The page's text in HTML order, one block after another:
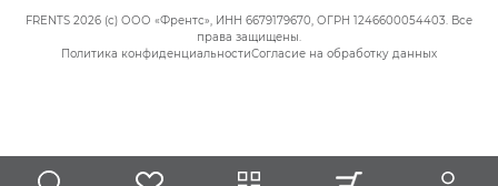
FRENTS 2026 (c) ООО «Френтс», ИНН 6679179670, ОГРН 1246600054403. Все
права защищены.
Политика конфиденциальностиСогласие на обработку данных